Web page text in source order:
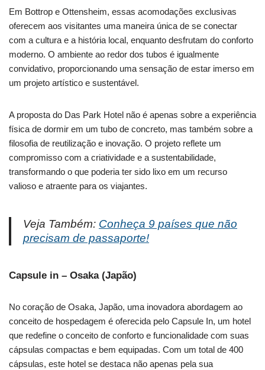
Em Bottrop e Ottensheim, essas acomodações exclusivas
oferecem aos visitantes uma maneira única de se conectar
com a cultura e a história local, enquanto desfrutam do conforto
moderno. O ambiente ao redor dos tubos é igualmente
convidativo, proporcionando uma sensação de estar imerso em
um projeto artístico e sustentável.
A proposta do Das Park Hotel não é apenas sobre a experiência
física de dormir em um tubo de concreto, mas também sobre a
filosofia de reutilização e inovação. O projeto reflete um
compromisso com a criatividade e a sustentabilidade,
transformando o que poderia ter sido lixo em um recurso
valioso e atraente para os viajantes.
Veja Também: Conheça 9 países que não
precisam de passaporte!
Capsule in – Osaka (Japão)
No coração de Osaka, Japão, uma inovadora abordagem ao
conceito de hospedagem é oferecida pelo Capsule In, um hotel
que redefine o conceito de conforto e funcionalidade com suas
cápsulas compactas e bem equipadas. Com um total de 400
cápsulas, este hotel se destaca não apenas pela sua